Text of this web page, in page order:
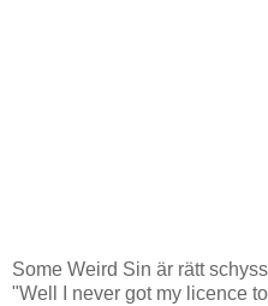
Some Weird Sin är rätt
"Well I never got my licence